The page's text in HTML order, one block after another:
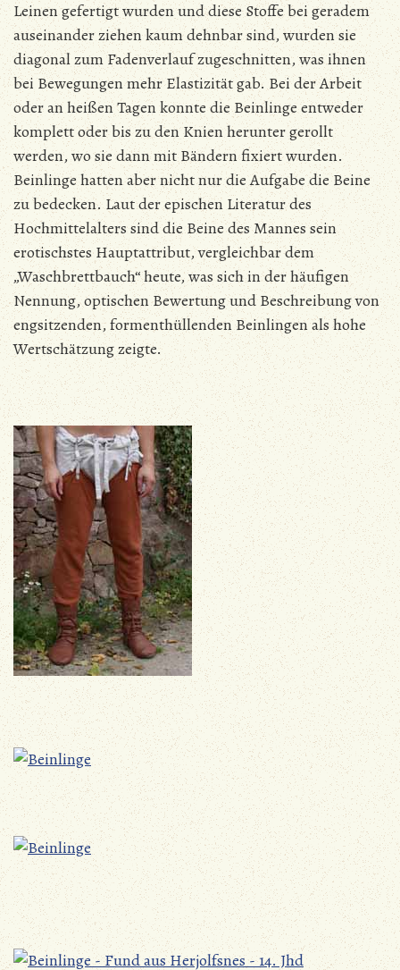
Leinen gefertigt wurden und diese Stoffe bei geradem
auseinander ziehen kaum dehnbar sind, wurden sie
diagonal zum Fadenverlauf zugeschnitten, was ihnen
bei Bewegungen mehr Elastizität gab. Bei der Arbeit
oder an heißen Tagen konnte die Beinlinge entweder
komplett oder bis zu den Knien herunter gerollt
werden, wo sie dann mit Bändern fixiert wurden.
Beinlinge hatten aber nicht nur die Aufgabe die Beine
zu bedecken. Laut der epischen Literatur des
Hochmittelalters sind die Beine des Mannes sein
erotischstes Hauptattribut, vergleichbar dem
„Waschbrettbauch“ heute, was sich in der häufigen
Nennung, optischen Bewertung und Beschreibung von
engsitzenden, formenthüllenden Beinlingen als hohe
Wertschätzung zeigte.